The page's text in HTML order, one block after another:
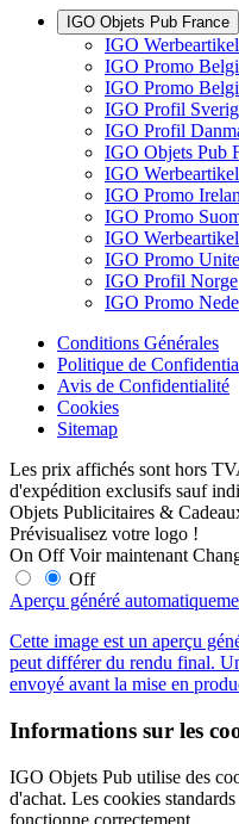
IGO Objets Pub France
IGO
IGO Promo
IGO Promo
IGO Profil
IGO Profil
IGO Objets Pub
IGO
IGO Promo
IGO Promo
IGO
IGO Promo
IGO Profil Norge
IGO Promo
Conditions Générales
Politique de
Avis de Confidentialité
Cookies
Sitemap
Les prix affichés sont hors
d'expédition exclusifs sauf
Objets Publicitaires &
Prévisualisez votre logo !
On Off Voir maintenant
Off
Aperçu généré
Cette image est un aperçu
peut différer du rendu final.
envoyé avant la mise en
Informations sur les
IGO Objets Pub utilise des
d'achat. Les cookies
fonctionne correctement.